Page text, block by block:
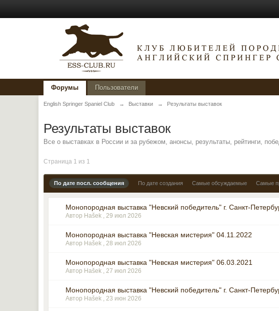
Форумы Пользователи
English Springer Spaniel Club → Выставки → Результаты выставок
Результаты выставок
Все о выставках в России и за рубежом, анонсы, результаты, рейтинги,
Страница 1 из 1
По дате посл. сообщения По дате создания Самые обсуждаемые Самые
Монопородная выставка "Невский победитель" г. Санкт-
Автор Hašek ,29 июл 2026
Монопородная выставка "Невская мистерия" 04.11.2022
Автор Hašek ,28 июл 2026
Монопородная выставка "Невская мистерия" 06.03.2021
Автор Hašek ,27 июл 2026
Монопородная выставка "Невский победитель" г. Санкт-
Автор Hašek ,23 июн 2026